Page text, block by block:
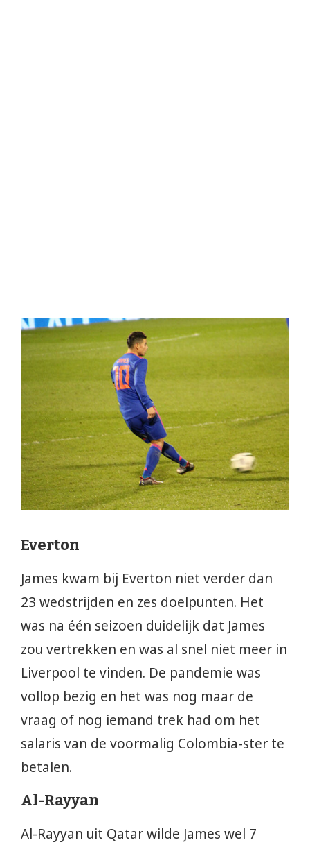
Everton
James kwam bij Everton niet verder dan
23 wedstrijden en zes doelpunten. Het
was na één seizoen duidelijk dat James
zou vertrekken en was al snel niet meer in
Liverpool te vinden. De pandemie was
vollop bezig en het was nog maar de
vraag of nog iemand trek had om het
salaris van de voormalig Colombia-ster te
betalen.
Al-Rayyan
Al-Rayyan uit Qatar wilde James wel 7